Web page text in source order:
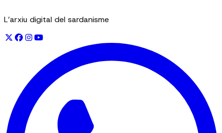
L’arxiu digital del sardanisme